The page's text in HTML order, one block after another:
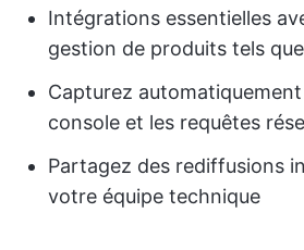
Intégrations essentielles
gestion de produits tels
Capturez
console et les requêtes
Partagez des rediffusions
votre équipe technique